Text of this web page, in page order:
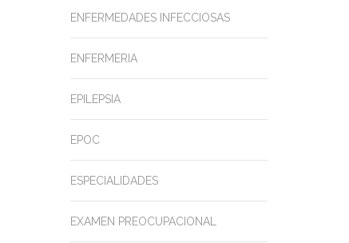
ENFERMEDADES INFECCIOSAS
ENFERMERIA
EPILEPSIA
EPOC
ESPECIALIDADES
EXAMEN PREOCUPACIONAL